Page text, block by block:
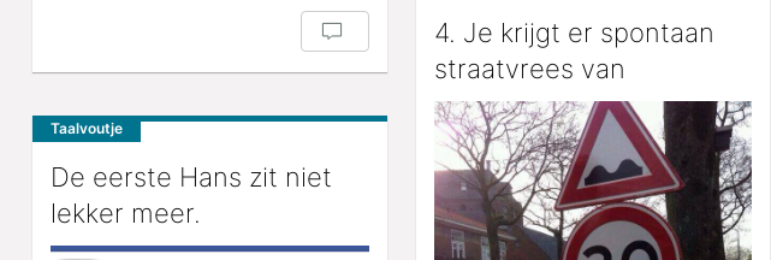
4. Je krijgt er spontaan
straatvrees van
Taalvoutje
De eerste Hans zit niet
lekker meer.